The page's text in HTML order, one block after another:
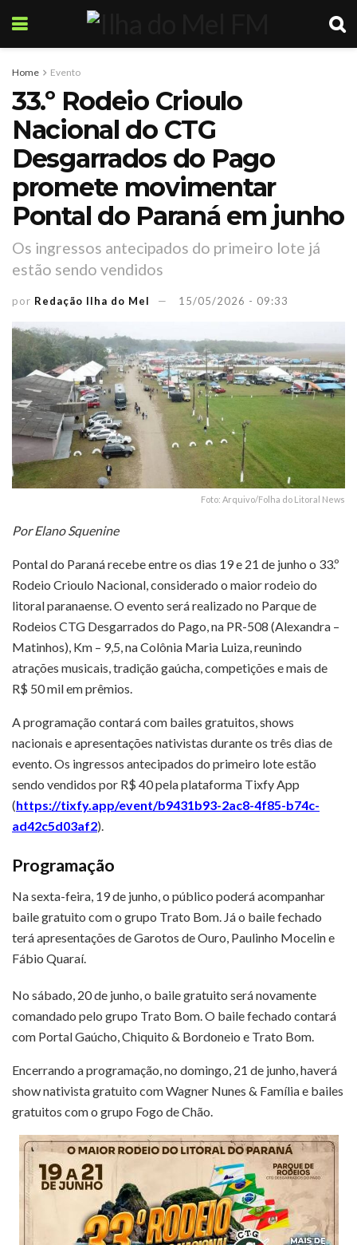
Home Evento
33.º Rodeio Crioulo
Nacional do CTG
Desgarrados do Pago
promete movimentar
Pontal do Paraná em junho
Os ingressos antecipados do primeiro lote já
estão sendo vendidos
por Redação Ilha do Mel 15/05/2026 - 09:33
Foto: Arquivo/Folha do Litoral News
Por Elano Squenine
Pontal do Paraná recebe entre os dias 19 e 21 de junho o 33.º
Rodeio Crioulo Nacional, considerado o maior rodeio do
litoral paranaense. O evento será realizado no Parque de
Rodeios CTG Desgarrados do Pago, na PR-508 (Alexandra –
Matinhos), Km – 9,5, na Colônia Maria Luiza, reunindo
atrações musicais, tradição gaúcha, competições e mais de
R$ 50 mil em prêmios.
A programação contará com bailes gratuitos, shows
nacionais e apresentações nativistas durante os três dias de
evento. Os ingressos antecipados do primeiro lote estão
sendo vendidos por R$ 40 pela plataforma Tixfy App
(https://tixfy.app/event/b9431b93-2ac8-4f85-b74c-
ad42c5d03af2).
Programação
Na sexta-feira, 19 de junho, o público poderá acompanhar
baile gratuito com o grupo Trato Bom. Já o baile fechado
terá apresentações de Garotos de Ouro, Paulinho Mocelin e
Fábio Quaraí.
No sábado, 20 de junho, o baile gratuito será novamente
comandado pelo grupo Trato Bom. O baile fechado contará
com Portal Gaúcho, Chiquito & Bordoneio e Trato Bom.
Encerrando a programação, no domingo, 21 de junho, haverá
show nativista gratuito com Wagner Nunes & Família e bailes
gratuitos com o grupo Fogo de Chão.